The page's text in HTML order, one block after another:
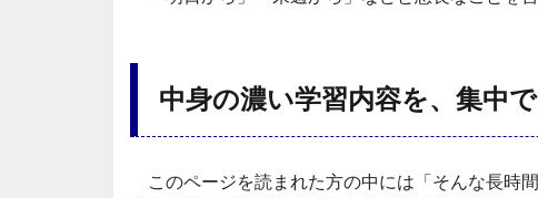
中身の濃い学習内容を、集中
このページを読まれた方の中には「そんな長時